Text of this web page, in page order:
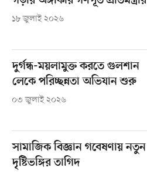
১৮ জুলাই ২০২৬
দুর্গন্ধ-ময়লামুক্ত করতে গুলশান
লেকে পরিচ্ছন্নতা অভিযান শুরু
০৩ জুলাই ২০২৬
সামাজিক বিজ্ঞান গবেষণায় নতুন
দৃষ্টিভঙ্গির তাগিদ